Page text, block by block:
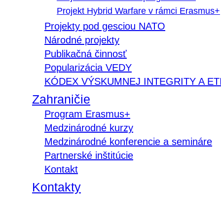
Projekt Hybrid Warfare v rámci Erasmus+
Projekty pod gesciou NATO
Národné projekty
Publikačná činnosť
Popularizácia VEDY
KÓDEX VÝSKUMNEJ INTEGRITY A
Zahraničie
Program Erasmus+
Medzinárodné kurzy
Medzinárodné konferencie a semináre
Partnerské inštitúcie
Kontakt
Kontakty